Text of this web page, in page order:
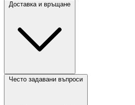
Доставка и връщане
Често задавани въпроси